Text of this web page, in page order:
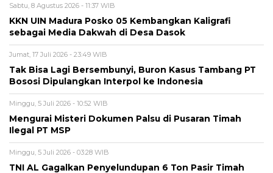
Sabtu, 8 Agustus 2026 - 11:37 WIB
KKN UIN Madura Posko 05 Kembangkan Kaligrafi
sebagai Media Dakwah di Desa Dasok
Jumat, 17 Juli 2026 - 23:49 WIB
Tak Bisa Lagi Bersembunyi, Buron Kasus Tambang PT
Bososi Dipulangkan Interpol ke Indonesia
Minggu, 5 Juli 2026 - 10:52 WIB
Mengurai Misteri Dokumen Palsu di Pusaran Timah
Ilegal PT MSP
Minggu, 5 Juli 2026 - 03:28 WIB
TNI AL Gagalkan Penyelundupan 6 Ton Pasir Timah